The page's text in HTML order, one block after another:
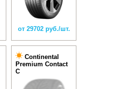
от 29702 руб./шт.
Continental
Premium Contact
C